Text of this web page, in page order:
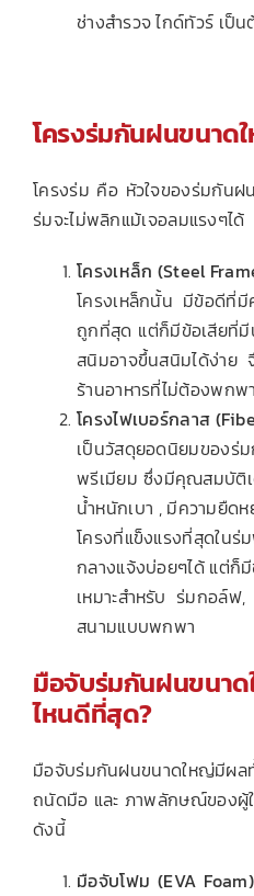
ช่างสำรวจ ไกด์ทัวร์ เป็น
โครงร่มกันฝนขนา
โครงร่ม คือ หัวใจของร่มกันฝ
ร่มจะไม่พลิกแม้เจอลมแรงๆได้
โครงเหล็ก (Steel
โครงเหล็กนั้น มีข้อดีที่มี
ถูกที่สุด แต่ก็มีข้อเสียที่มี
สนิมอาจขึ้นสนิมได้ง่าย
ร้านอาหารที่ไม่ต้องพกพา
โครงไฟเบอร์กลาส
เป็นวัสดุยอดนิยมของร่
พรีเมียม ซึ่งมีคุณสมบัติ
น้ำหนักเบา , มีความยืด
โครงที่แข็งแรงที่สุดใน
กลางแจ้งบ่อยๆได้ แต่ก็
เหมาะสำหรับ ร่มกอล์
สนามแบบพกพา
มือจับร่มกันฝนขนา
ไหนดีที่สุด?
มือจับร่มกันฝนขนาดใหญ่มีผ
ถนัดมือ และ ภาพลักษณ์ของผู้ใ
ดังนี้
มือจับโฟม (EVA Foam)